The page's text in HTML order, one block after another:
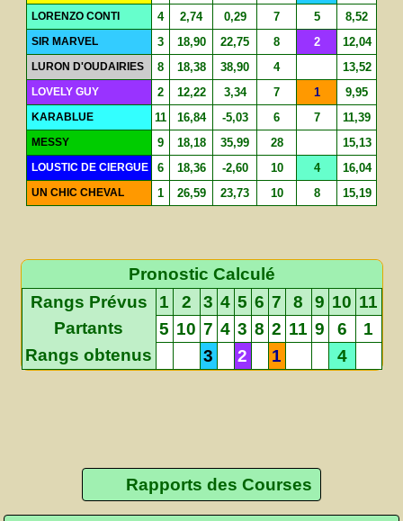
LORENZO CONTI 4 2,74 0,29 7 5 8,52
SIR MARVEL 3 18,90 22,75 8 2 12,04
LURON D'OUDAIRIES 8 18,38 38,90 4 13,52
LOVELY GUY 2 12,22 3,34 7 1 9,95
KARABLUE 11 16,84 -5,03 6 7 11,39
MESSY 9 18,18 35,99 28 15,13
LOUSTIC DE CIERGUE 6 18,36 -2,60 10 4 16,04
UN CHIC CHEVAL 1 26,59 23,73 10 8 15,19
Pronostic Calculé
Rangs Prévus
1 2 3 4 5 6 7 8 9 10 11
Partants
5 10 7 4 3 8 2 11 9 6
1
Rangs obtenus
3 2 1 4
Rapports des Courses